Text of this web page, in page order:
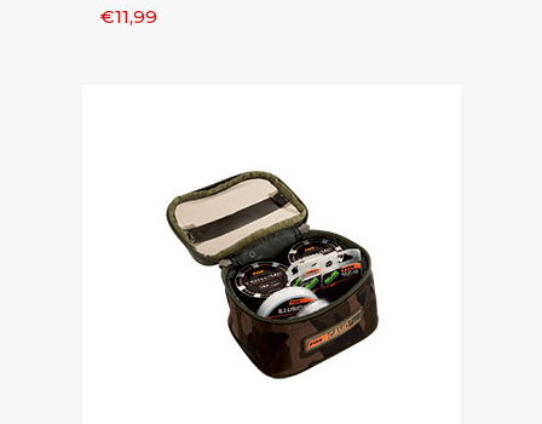
€11,99